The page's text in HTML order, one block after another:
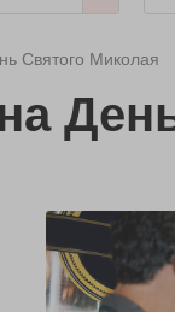
Святого Миколая